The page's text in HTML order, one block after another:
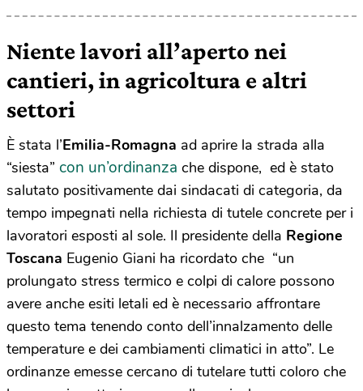
Niente lavori all’aperto nei
cantieri, in agricoltura e altri
settori
È stata l’Emilia-Romagna ad aprire la strada alla
“siesta” con un’ordinanza che dispone, ed è stato
salutato positivamente dai sindacati di categoria, da
tempo impegnati nella richiesta di tutele concrete per i
lavoratori esposti al sole. Il presidente della Regione
Toscana Eugenio Giani ha ricordato che “un
prolungato stress termico e colpi di calore possono
avere anche esiti letali ed è necessario affrontare
questo tema tenendo conto dell’innalzamento delle
temperature e dei cambiamenti climatici in atto”. Le
ordinanze emesse cercano di tutelare tutti coloro che